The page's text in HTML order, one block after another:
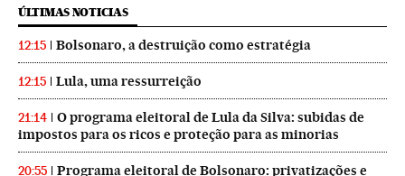
ÚLTIMAS NOTICIAS
12:15 Bolsonaro, a destruição como estratégia
12:15 Lula, uma ressurreição
21:14
O programa eleitoral de Lula da Silva: subidas de
impostos para os ricos e proteção para as minorias
20:55
Programa eleitoral de Bolsonaro: privatizações e